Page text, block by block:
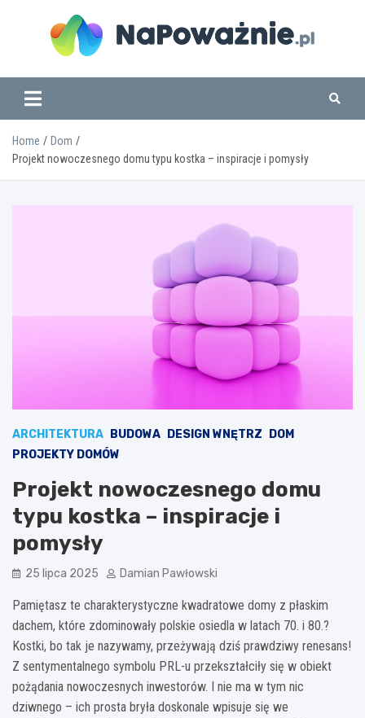
www.napowaznie.pl
Home
Dom
Projekt nowoczesnego domu typu kostka – inspiracje i pomysły
ARCHITEKTURA BUDOWA DESIGN WNĘTRZ
DOM
PROJEKTY DOMÓW
Projekt nowoczesnego domu
typu kostka – inspiracje i
pomysły
25 lipca 2025 Damian Pawłowski
Pamiętasz te charakterystyczne kwadratowe domy z płaskim
dachem, które zdominowały polskie osiedla w latach 70. i 80.?
Kostki, bo tak je nazywamy, przeżywają dziś prawdziwy renesans!
Z sentymentalnego symbolu PRL-u przekształciły się w obiekt
pożądania nowoczesnych inwestorów. I nie ma w tym nic
dziwnego – ich prosta bryła doskonale wpisuje się we